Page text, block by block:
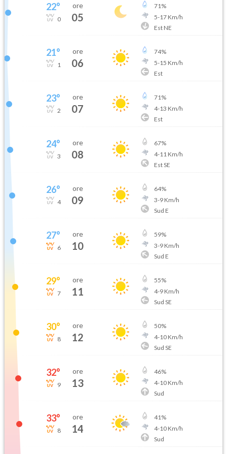
22°
0
ore
05
71%
5-17Km/h
Est NE
21°
1
ore
06
74%
5-15 Km/h
Est
23°
2
ore
07
71%
4-13 Km/h
Est
24°
3
ore
08
67%
4-11 Km/h
Est SE
26°
4
ore
09
64%
3-9Km/h
Sud E
27°
6
ore
10
59%
3-9Km/h
Sud E
29°
7
ore
11
55%
4-9Km/h
Sud SE
30°
8
ore
12
50%
4-10Km/h
Sud SE
32°
9
ore
13
46%
4-10Km/h
Sud
33°
8
ore
14
41%
4-10Km/h
Sud